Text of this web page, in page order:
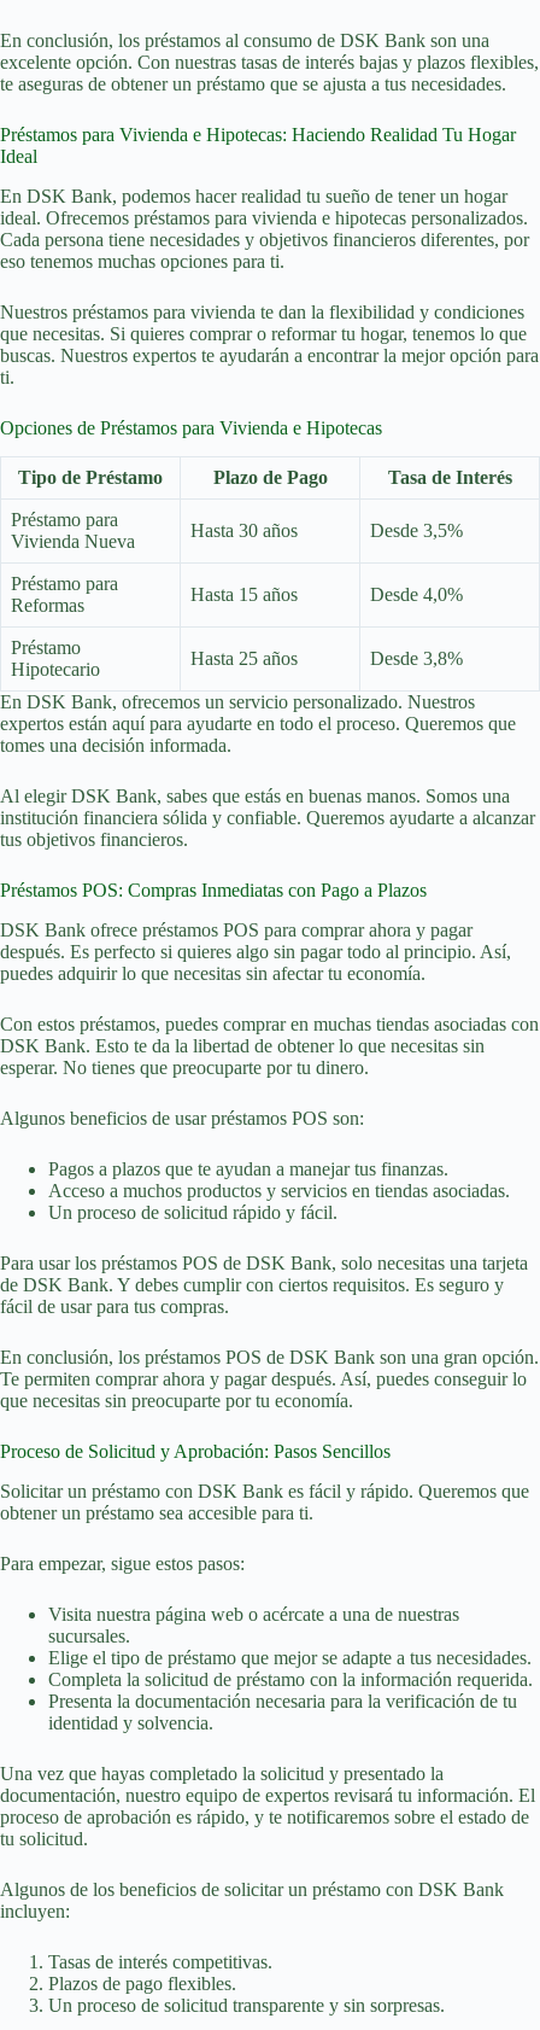
En conclusión, los préstamos al consumo de DSK Bank son una
excelente opción. Con nuestras tasas de interés bajas y plazos flexibles,
te aseguras de obtener un préstamo que se ajusta a tus necesidades.
Préstamos para Vivienda e Hipotecas: Haciendo Realidad Tu Hogar
Ideal
En DSK Bank, podemos hacer realidad tu sueño de tener un hogar
ideal. Ofrecemos préstamos para vivienda e hipotecas personalizados.
Cada persona tiene necesidades y objetivos financieros diferentes, por
eso tenemos muchas opciones para ti.
Nuestros préstamos para vivienda te dan la flexibilidad y condiciones
que necesitas. Si quieres comprar o reformar tu hogar, tenemos lo que
buscas. Nuestros expertos te ayudarán a encontrar la mejor opción para
ti.
Opciones de Préstamos para Vivienda e Hipotecas
Tipo de Préstamo Plazo de Pago Tasa de Interés
Préstamo para
Vivienda Nueva
Hasta 30 años Desde 3,5%
Préstamo para
Reformas
Hasta 15 años Desde 4,0%
Préstamo
Hipotecario
Hasta 25 años Desde 3,8%
En DSK Bank, ofrecemos un servicio personalizado. Nuestros
expertos están aquí para ayudarte en todo el proceso. Queremos que
tomes una decisión informada.
Al elegir DSK Bank, sabes que estás en buenas manos. Somos una
institución financiera sólida y confiable. Queremos ayudarte a alcanzar
tus objetivos financieros.
Préstamos POS: Compras Inmediatas con Pago a Plazos
DSK Bank ofrece préstamos POS para comprar ahora y pagar
después. Es perfecto si quieres algo sin pagar todo al principio. Así,
puedes adquirir lo que necesitas sin afectar tu economía.
Con estos préstamos, puedes comprar en muchas tiendas asociadas con
DSK Bank. Esto te da la libertad de obtener lo que necesitas sin
esperar. No tienes que preocuparte por tu dinero.
Algunos beneficios de usar préstamos POS son:
Pagos a plazos que te ayudan a manejar tus finanzas.
Acceso a muchos productos y servicios en tiendas asociadas.
Un proceso de solicitud rápido y fácil.
Para usar los préstamos POS de DSK Bank, solo necesitas una tarjeta
de DSK Bank. Y debes cumplir con ciertos requisitos. Es seguro y
fácil de usar para tus compras.
En conclusión, los préstamos POS de DSK Bank son una gran opción.
Te permiten comprar ahora y pagar después. Así, puedes conseguir lo
que necesitas sin preocuparte por tu economía.
Proceso de Solicitud y Aprobación: Pasos Sencillos
Solicitar un préstamo con DSK Bank es fácil y rápido. Queremos que
obtener un préstamo sea accesible para ti.
Para empezar, sigue estos pasos:
Visita nuestra página web o acércate a una de nuestras
sucursales.
Elige el tipo de préstamo que mejor se adapte a tus necesidades.
Completa la solicitud de préstamo con la información requerida.
Presenta la documentación necesaria para la verificación de tu
identidad y solvencia.
Una vez que hayas completado la solicitud y presentado la
documentación, nuestro equipo de expertos revisará tu información. El
proceso de aprobación es rápido, y te notificaremos sobre el estado de
tu solicitud.
Algunos de los beneficios de solicitar un préstamo con DSK Bank
incluyen:
Tasas de interés competitivas.
Plazos de pago flexibles.
Un proceso de solicitud transparente y sin sorpresas.